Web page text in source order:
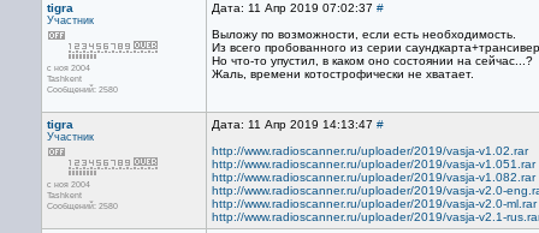
tigra
Участник
с ноя 2004
Tashkent
Сообщений: 2580
Дата: 11 Апр 2019 07:02:37 #
Выложу по возможности, если есть необходимость.
Из всего пробованного из серии
Но что-то упустил, в каком оно состоянии на сейчас...?
Жаль, времени котострофически не хватает.
tigra
Участник
с ноя 2004
Tashkent
Сообщений: 2580
Дата: 11 Апр 2019 14:13:47 #
http://www.radioscanner.ru/uploader/2019/vasja-v1.02.rar
http://www.radioscanner.ru/uploader/2019/vasja-v1.051.rar
http://www.radioscanner.ru/uploader/2019/vasja-v1.082.rar
http://www.radioscanner.ru/uploader/2019/vasja-v2.0-
http://www.radioscanner.ru/uploader/2019/vasja-v2.0-ml.rar
http://www.radioscanner.ru/uploader/2019/vasja-v2.1-